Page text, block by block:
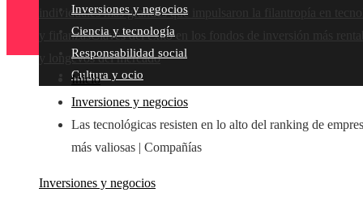
individuales más grandes que impulsaron la filantropía en
y finanzasClaves del éxito en los fondos de inversión más
y longevos del mercado
Inversiones y negocios
Ciencia y tecnología
Responsabilidad social
Cultura y ocio
Inicio
Inversiones y negocios
Las tecnológicas resisten en lo alto del ranking de
más valiosas | Compañías
Inversiones y negocios